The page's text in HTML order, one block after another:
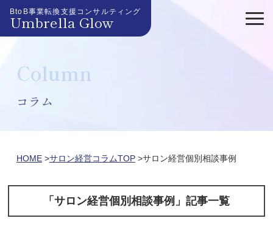
BtoB事業転換支援コンサルティング
Umbrella Glow
Column
コラム
HOME サロン経営コラムTOP サロン経営個別相談事例
「サロン経営個別相談事例」記事一覧